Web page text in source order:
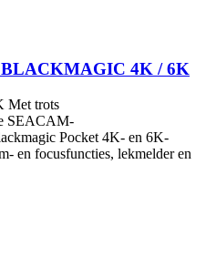
BLACKMAGIC 4K / 6K
Met trots
SEACAM-
Pocket 4K- en 6K-
en focusfuncties, lekmelder en